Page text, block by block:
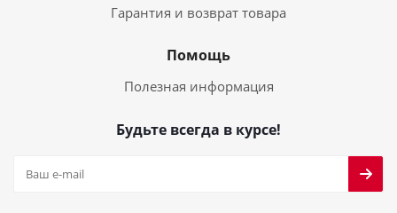
Гарантия и возврат товара
Помощь
Полезная информация
Будьте всегда в курсе!